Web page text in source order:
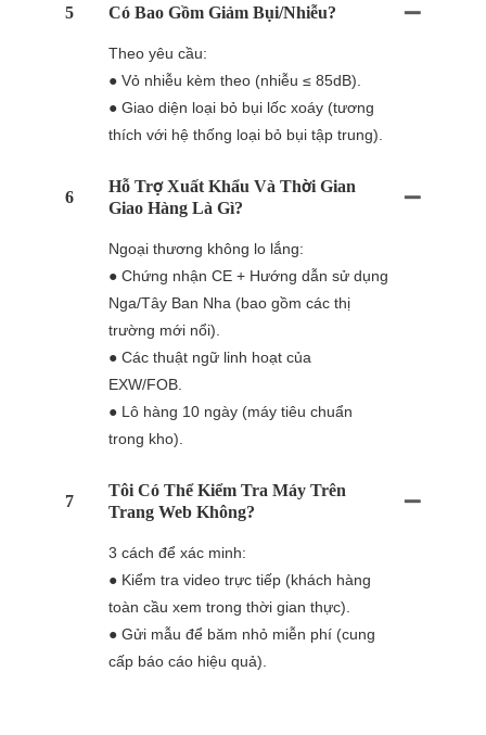
5 Có Bao Gồm Giảm Bụi/nhiễu?
Theo yêu cầu:
● Vỏ nhiễu kèm theo (nhiễu ≤ 85dB).
● Giao diện loại bỏ bụi lốc xoáy (tương
thích với hệ thống loại bỏ bụi tập trung).
6
Hỗ Trợ Xuất Khẩu Và Thời Gian
Giao Hàng Là Gì?
Ngoại thương không lo lắng:
● Chứng nhận CE + Hướng dẫn sử dụng
Nga/Tây Ban Nha (bao gồm các thị
trường mới nổi).
● Các thuật ngữ linh hoạt của
EXW/FOB.
● Lô hàng 10 ngày (máy tiêu chuẩn
trong kho).
7
Tôi Có Thể Kiểm Tra Máy Trên
Trang Web Không?
3 cách để xác minh:
● Kiểm tra video trực tiếp (khách hàng
toàn cầu xem trong thời gian thực).
● Gửi mẫu để băm nhỏ miễn phí (cung
cấp báo cáo hiệu quả).